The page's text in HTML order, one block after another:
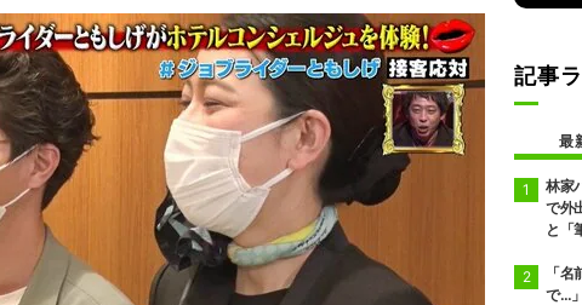
記事
最
林家
で外
と「
「
で…